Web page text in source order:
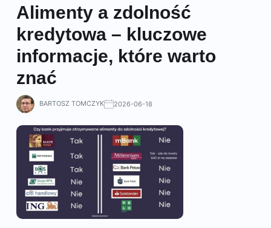
Alimenty a zdolność
kredytowa – kluczowe
informacje, które warto
znać
BARTOSZ TOMCZYK 2026-06-18